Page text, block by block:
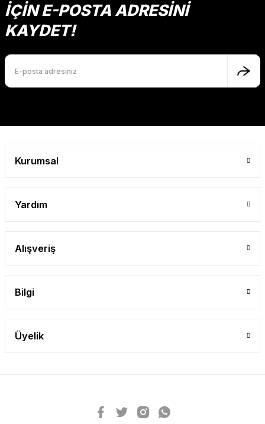
İÇİN E-POSTA ADRESİNİ
KAYDET!
Kurumsal
Yardım
Alışveriş
Bilgi
Üyelik